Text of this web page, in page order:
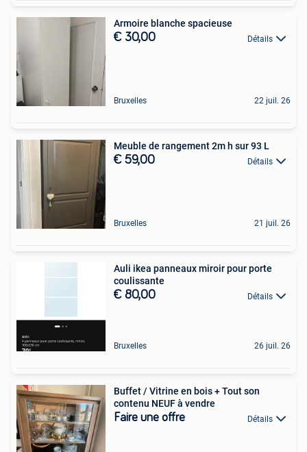
Armoire blanche spacieuse
€ 30,00 Détails
Bruxelles 22 juil. 26
Meuble de rangement 2m h sur 93 L
€ 59,00 Détails
Bruxelles 21 juil. 26
Auli ikea panneaux miroir pour porte
coulissante
€ 80,00 Détails
Bruxelles 26 juil. 26
Buffet / Vitrine en bois + Tout son
contenu NEUF à vendre
Faire une offre Détails